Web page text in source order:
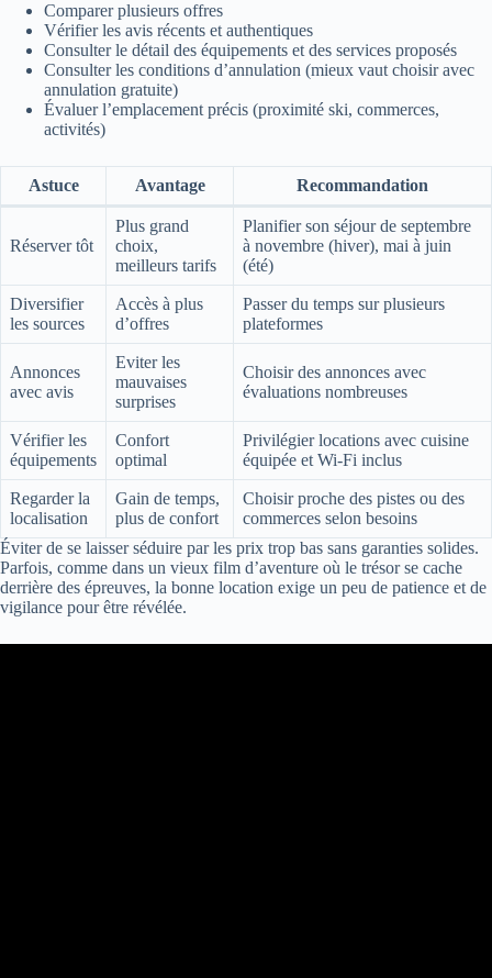
Comparer plusieurs offres
Vérifier les avis récents et authentiques
Consulter le détail des équipements et des services proposés
Consulter les conditions d’annulation (mieux vaut choisir avec
annulation gratuite)
Évaluer l’emplacement précis (proximité ski, commerces,
activités)
Astuce Avantage Recommandation
Réserver tôt
Plus grand
choix,
meilleurs tarifs
Planifier son séjour de septembre
à novembre (hiver), mai à juin
(été)
Diversifier
les sources
Accès à plus
d’offres
Passer du temps sur plusieurs
plateformes
Annonces
avec avis
Eviter les
mauvaises
surprises
Choisir des annonces avec
évaluations nombreuses
Vérifier les
équipements
Confort
optimal
Privilégier locations avec cuisine
équipée et Wi-Fi inclus
Regarder la
localisation
Gain de temps,
plus de confort
Choisir proche des pistes ou des
commerces selon besoins
Éviter de se laisser séduire par les prix trop bas sans garanties solides.
Parfois, comme dans un vieux film d’aventure où le trésor se cache
derrière des épreuves, la bonne location exige un peu de patience et de
vigilance pour être révélée.